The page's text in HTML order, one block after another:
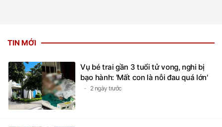
TIN MỚI
Vụ bé trai gần 3 tuổi tử vong, nghi bị
bạo hành: 'Mất con là nỗi đau quá lớn'
2 ngày trước